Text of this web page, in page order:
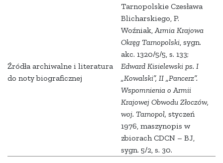
Źródła archiwalne i literatura
do noty biograficznej
Tarnopolskie Czesława
Blicharskiego, P.
Woźniak,Armia Krajowa
Okręg Tarnopolski, sygn.
akc. 1320/5/5, s. 133;
Edward Kisielewski ps. I
„Kowalski”, II „Pancerz”.
Wspomnienia o Armii
Krajowej Obwodu Złoczów,
woj. Tarnopol, styczeń
1976, maszynopis w
zbiorach CDCN – BJ,
sygn. 5/2, s. 30.